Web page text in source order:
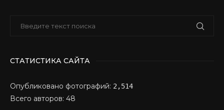
СТАТИСТИКА САЙТА
Опубликовано фотографий: 2,514
Всего авторов: 48